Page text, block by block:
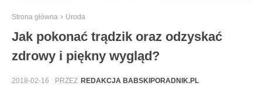
Strona główna Uroda
Jak pokonać trądzik oraz odzyskać
zdrowy i piękny wygląd?
2018-02-16 PRZEZ REDAKCJA BABSKIPORADNIK.PL